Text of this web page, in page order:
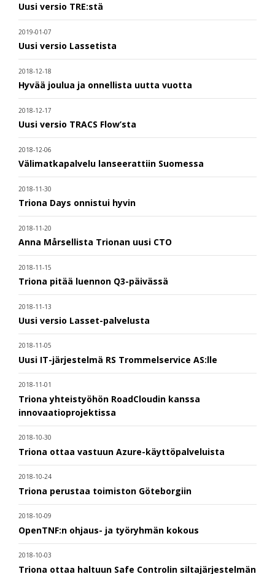
Uusi versio TRE:stä
2019-01-07
Uusi versio Lassetista
2018-12-18
Hyvää joulua ja onnellista uutta vuotta
2018-12-17
Uusi versio TRACS Flow’sta
2018-12-06
Välimatkapalvelu lanseerattiin Suomessa
2018-11-30
Triona Days onnistui hyvin
2018-11-20
Anna Mårsellista Trionan uusi CTO
2018-11-15
Triona pitää luennon Q3-päivässä
2018-11-13
Uusi versio Lasset-palvelusta
2018-11-05
Uusi IT-järjestelmä RS Trommelservice AS:lle
2018-11-01
Triona yhteistyöhön RoadCloudin kanssa
innovaatioprojektissa
2018-10-30
Triona ottaa vastuun Azure-käyttöpalveluista
2018-10-24
Triona perustaa toimiston Göteborgiin
2018-10-09
OpenTNF:n ohjaus- ja työryhmän kokous
2018-10-03
Triona ottaa haltuun Safe Controlin siltajärjestelmän